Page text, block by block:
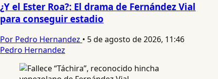
¿Y el Ester Roa?: El drama de Fernández Vial
para conseguir estadio
Por Pedro Hernandez • 5 de agosto de 2026, 11:46
Pedro Hernandez